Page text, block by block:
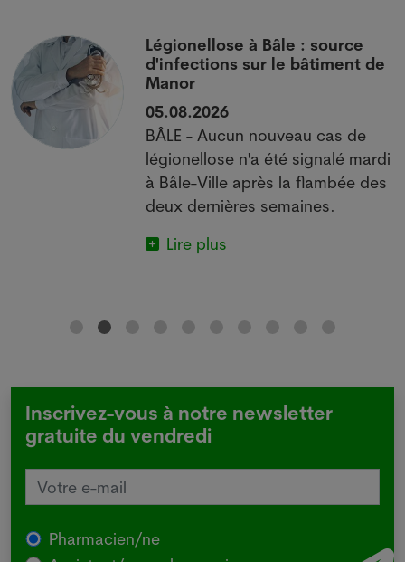
Légionellose à Bâle : source
d'infections sur le bâtiment de
Manor
05.08.2026
BÂLE - Aucun nouveau cas de
légionellose n'a été signalé mardi
à Bâle-Ville après la flambée des
deux dernières semaines.
Lire plus
Inscrivez-vous à notre newsletter
gratuite du vendredi
Pharmacien/ne